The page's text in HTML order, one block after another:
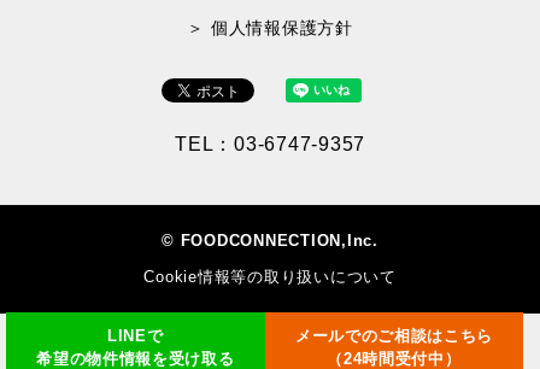
LINEで
希望の物件情報を受け取る
メールでのご相談はこちら
（24時間受付中）
＞ 個人情報保護方針
TEL：03-6747-9357
© FOODCONNECTION,Inc.
Cookie情報等の取り扱いについて